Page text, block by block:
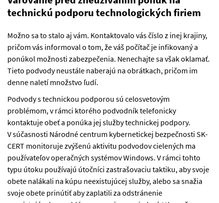
technickú podporu technologických firiem
Možno sa to stalo aj vám. Kontaktovalo vás číslo z inej krajiny,
pričom vás informoval o tom, že váš počítač je infikovaný a
ponúkol možnosti zabezpečenia. Nenechajte sa však oklamať.
Tieto podvody neustále naberajú na obrátkach, pričom im
denne naletí množstvo ľudí.
Podvody s technickou podporou sú celosvetovým
problémom, v rámci ktorého podvodník telefonicky
kontaktuje obeť a ponúka jej služby technickej podpory.
V súčasnosti Národné centrum kybernetickej bezpečnosti SK-
CERT monitoruje zvýšenú aktivitu podvodov cielených ma
používateľov operačných systémov Windows. V rámci tohto
typu útoku používajú útočníci zastrašovaciu taktiku, aby svoje
obete nalákali na kúpu neexistujúcej služby, alebo sa snažia
svoje obete prinútiť aby zaplatili za odstránenie